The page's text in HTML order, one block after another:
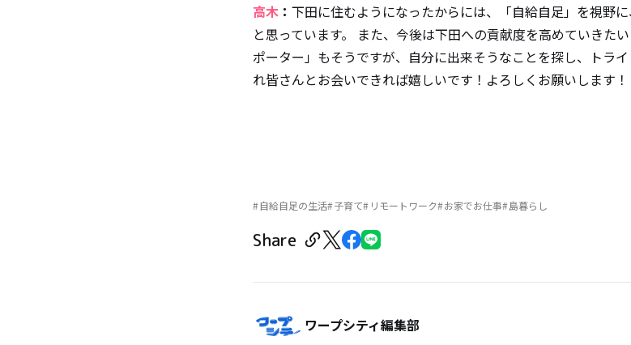
高木 ： 下田に住むようになったからには、「自給自足」を視野
と思っています。 また、今後は下田への貢献度を高めていきた
ポーター」もそうですが、自分に出来そうなことを探し、トラ
れ皆さんとお会いできれば嬉しいです！よろしくお願いします！
自給自足の生活 子育て リモートワーク お家でお仕事 島暮らし
Share
ワープシティ編集部